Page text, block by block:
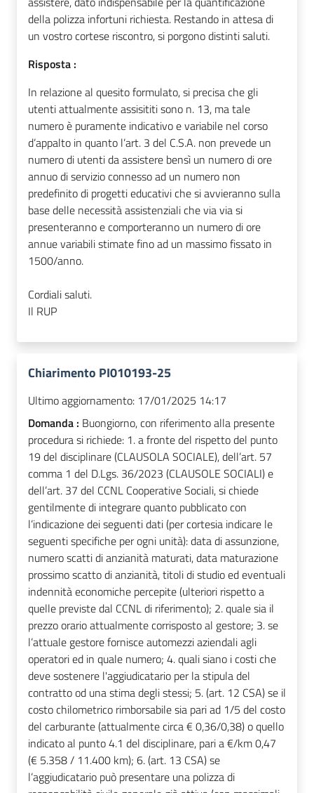
della polizza infortuni richiesta. Restando in attesa di
un vostro cortese riscontro, si porgono distinti saluti.
Risposta :
In relazione al quesito formulato, si precisa che gli
utenti attualmente assisititi sono n. 13, ma tale
numero è puramente indicativo e variabile nel corso
d’appalto in quanto l’art. 3 del C.S.A. non prevede un
numero di utenti da assistere bensì un numero di ore
annuo di servizio connesso ad un numero non
predefinito di progetti educativi che si avvieranno sulla
base delle necessità assistenziali che via via si
presenteranno e comporteranno un numero di ore
annue variabili stimate fino ad un massimo fissato in
1500/anno.
Cordiali saluti.
Il RUP
Chiarimento PI010193-25
Ultimo aggiornamento: 17/01/2025 14:17
Domanda : Buongiorno, con riferimento alla presente
procedura si richiede: 1. a fronte del rispetto del punto
19 del disciplinare (CLAUSOLA SOCIALE), dell’art. 57
comma 1 del D.Lgs. 36/2023 (CLAUSOLE SOCIALI) e
dell’art. 37 del CCNL Cooperative Sociali, si chiede
gentilmente di integrare quanto pubblicato con
l’indicazione dei seguenti dati (per cortesia indicare le
seguenti specifiche per ogni unità): data di assunzione,
numero scatti di anzianità maturati, data maturazione
prossimo scatto di anzianità, titoli di studio ed eventuali
indennità economiche percepite (ulteriori rispetto a
quelle previste dal CCNL di riferimento); 2. quale sia il
prezzo orario attualmente corrisposto al gestore; 3. se
l’attuale gestore fornisce automezzi aziendali agli
operatori ed in quale numero; 4. quali siano i costi che
deve sostenere l'aggiudicatario per la stipula del
contratto od una stima degli stessi; 5. (art. 12 CSA) se il
costo chilometrico rimborsabile sia pari ad 1/5 del costo
del carburante (attualmente circa € 0,36/0,38) o quello
indicato al punto 4.1 del disciplinare, pari a €/km 0,47
(€ 5.358 / 11.400 km); 6. (art. 13 CSA) se
l’aggiudicatario può presentare una polizza di